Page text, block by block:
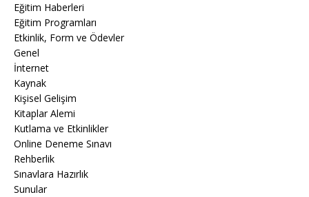
Eğitim Haberleri
Eğitim Programları
Etkinlik, Form ve Ödevler
Genel
İnternet
Kaynak
Kişisel Gelişim
Kitaplar Alemi
Kutlama ve Etkinlikler
Online Deneme Sınavı
Rehberlik
Sınavlara Hazırlık
Sunular